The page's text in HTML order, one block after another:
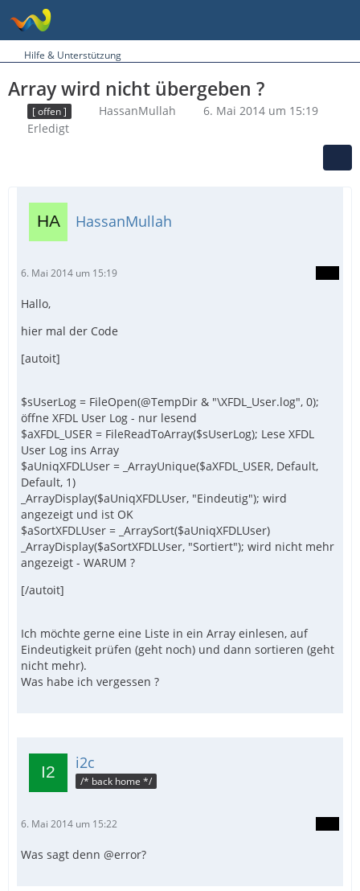
Hilfe & Unterstützung
Array wird nicht übergeben ?
[ offen ] HassanMullah
6. Mai 2014 um 15:19
Erledigt
HassanMullah
6. Mai 2014 um 15:19
Hallo,
hier mal der Code
[autoit]
$sUserLog = FileOpen(@TempDir & "\XFDL_User.log", 0);
öffne XFDL User Log - nur lesend
$aXFDL_USER = FileReadToArray($sUserLog); Lese XFDL
User Log ins Array
$aUniqXFDLUser = _ArrayUnique($aXFDL_USER, Default,
Default, 1)
_ArrayDisplay($aUniqXFDLUser, "Eindeutig"); wird
angezeigt und ist OK
$aSortXFDLUser = _ArraySort($aUniqXFDLUser)
_ArrayDisplay($aSortXFDLUser, "Sortiert"); wird nicht mehr
angezeigt - WARUM ?
[/autoit]
Ich möchte gerne eine Liste in ein Array einlesen, auf
Eindeutigkeit prüfen (geht noch) und dann sortieren (geht
nicht mehr).
Was habe ich vergessen ?
i2c
/* back home */
6. Mai 2014 um 15:22
Was sagt denn @error?